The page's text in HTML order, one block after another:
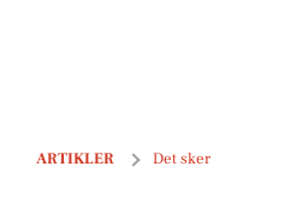
ARTIKLER Det sker
Tapas og fællessang i Kedelhuset